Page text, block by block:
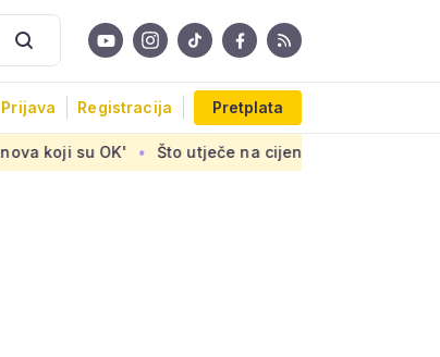
Prijava Registracija Pretplata
Što utječe na cijenu uređaja za pročišćavanje